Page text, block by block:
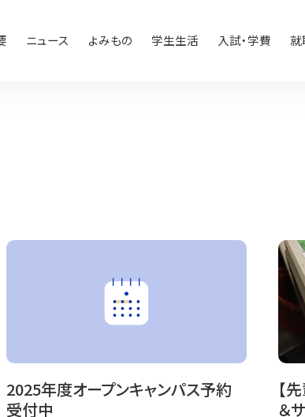
ニュース よみもの 学生生活 入試・学費 就
2025年度オープンキャンパス予約
受付中
【
＆